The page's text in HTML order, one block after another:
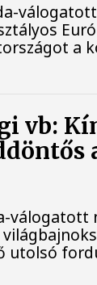
a
vb:
válogatott
utolsó